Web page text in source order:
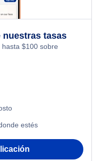
nuestras tasas
hasta $100 sobre
estés